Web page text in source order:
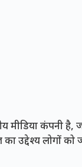
मीडिया कंपनी
उद्देश्य लोगों